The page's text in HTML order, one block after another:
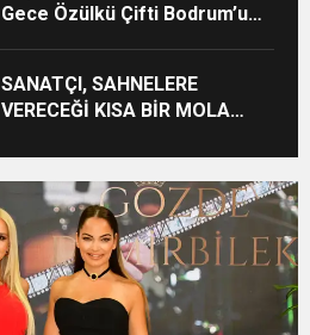
Gece Özülkü Çifti Bodrum’u
SANATÇI, SAHNELERE
VERECEĞİ KISA BİR MOLA
KEZ HARBİYE’DE OLACAK!